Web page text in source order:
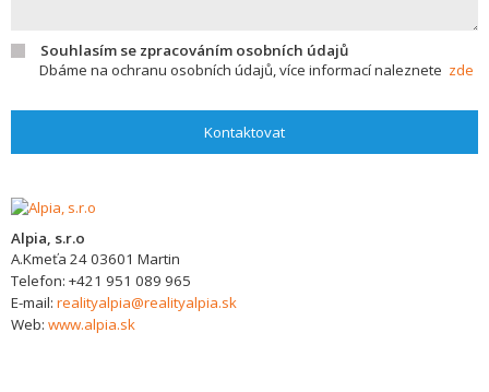
Souhlasím se zpracováním osobních údajů
Dbáme na ochranu osobních údajů, více informací naleznete zde
Kontaktovat
Alpia, s.r.o
A.Kmeťa 2403601 Martin
Telefon: +421 951 089 965
E-mail: realityalpia@realityalpia.sk
Web: www.alpia.sk